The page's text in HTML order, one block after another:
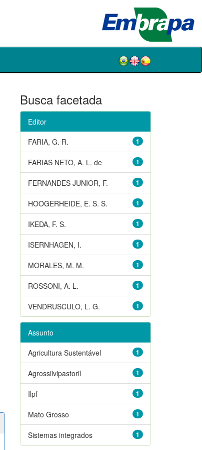
Busca facetada
Editor
1
FARIA, G. R.
1
FARIAS NETO, A. L. de
1
FERNANDES JUNIOR, F.
1
HOOGERHEIDE, E. S. S.
1
IKEDA, F. S.
1
ISERNHAGEN, I.
1
MORALES, M. M.
1
ROSSONI, A. L.
1
VENDRUSCULO, L. G.
Assunto
1
Agricultura Sustentável
1
Agrossilvipastoril
1
Ilpf
1
Mato Grosso
1
Sistemas integrados